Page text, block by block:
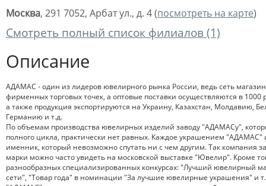
Москва, 291 7052, Арбат ул., д. 4 (посмотреть на карте)
Смотреть полный список филиалов (1)
Описание
АДАМАС - один из лидеров ювелирного рынка России, ведь сеть
фирменных торговых точек, а оптовые поставки осуществляются в
а также продукция экспортируются на Украину, Казахстан, Молдавию,
Германию и т.д.
По объемам производства ювелирных изделий заводу "АДАМАСу",
полного цикла, практически нет равных. Каждое украшением "АДАМАС"
именник, который невозможно спутать ни с чем другим. Так компания
марки можно часто увидеть на московской выставке "Ювелир". Кроме
разнообразных специализированных конкурсах: "Лучший ювелирный
сети", "Товар года" в номинации "За лучшие ювелирные украшения" и